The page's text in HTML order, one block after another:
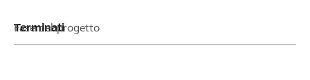
Fase del progetto